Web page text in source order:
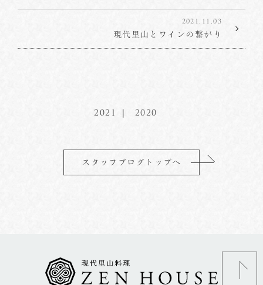
2021.11.03
現代里山とワインの繋がり
2021 2020
スタッフブログトップへ